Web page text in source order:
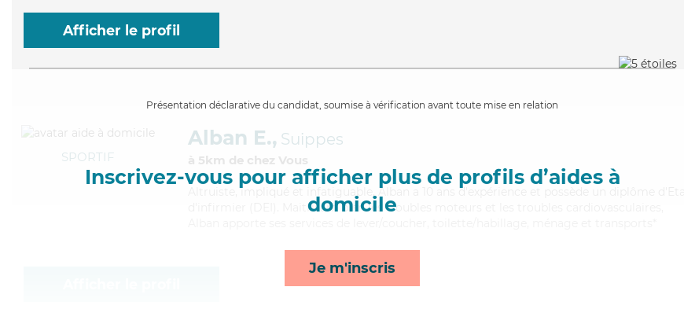
Afficher le profil
Présentation déclarative du candidat, soumise à vérification avant toute mise en relation
Inscrivez-vous pour afficher plus de profils d’aides à
domicile
Je m'inscris
SPORTIF
Alban E., Suippes
à 5km de chez Vous
, impliqué et infatiguable, Alban a 10 ans d'expérience et possède un diplôme d'Etat
d'infirmier (DEI). Maitrisant bien les troubles moteurs et les troubles cardiovasculaires,